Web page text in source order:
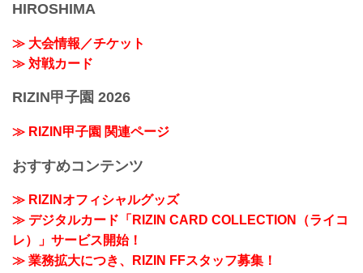
HIROSHIMA
≫ 大会情報／チケット
≫ 対戦カード
RIZIN甲子園 2026
≫ RIZIN甲子園 関連ページ
おすすめコンテンツ
≫ RIZINオフィシャルグッズ
≫ デジタルカード「RIZIN CARD COLLECTION（ライコ
レ）」サービス開始！
≫ 業務拡大につき、RIZIN FFスタッフ募集！